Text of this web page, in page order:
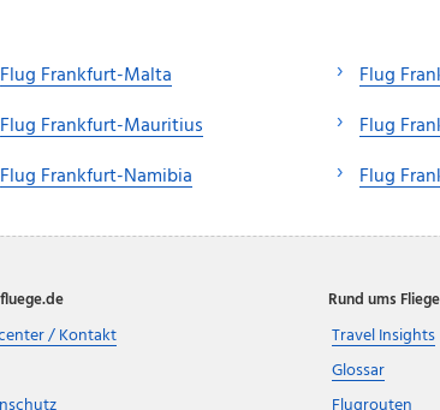
Flug Frankfurt-Malta
Flug Frankfurt-Mauritius
Flug Frankfurt-Namibia
Flug
Flug
Flug